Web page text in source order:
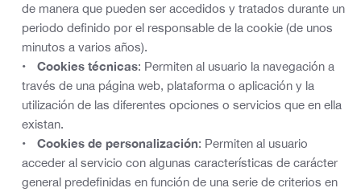
de manera que pueden ser accedidos y tratados durante un
periodo definido por el responsable de la cookie (de unos
minutos a varios años).
Cookies técnicas: Permiten al usuario la navegación a
través de una página web, plataforma o aplicación y la
utilización de las diferentes opciones o servicios que en ella
existan.
Cookies de personalización: Permiten al usuario
acceder al servicio con algunas características de carácter
general predefinidas en función de una serie de criterios en